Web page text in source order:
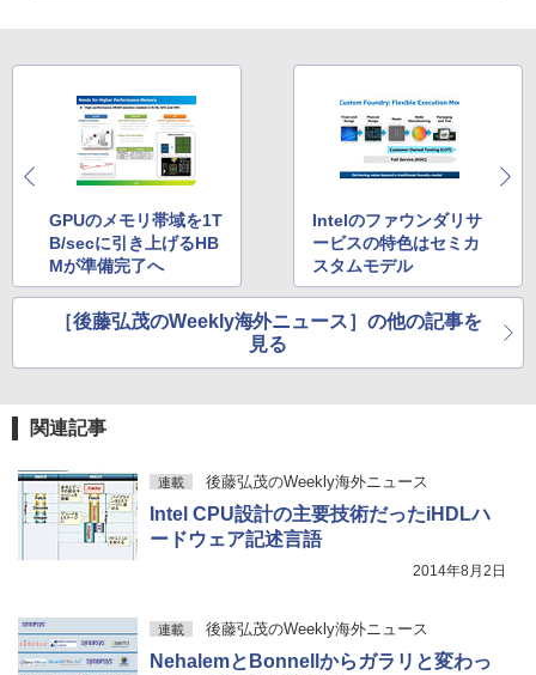
スーパーの裏でヤニ吸うふたり 9巻 (デジタル
版ビッグガンガンコミックス)
￥810
ONE PIECE モノクロ版 115 (ジャンプコミッ
クスDIGITAL)
￥594
GPUのメモリ帯域を1T
B/secに引き上げるHB
Mが準備完了へ
Intelのファウンダリサ
ービスの特色はセミカ
スタムモデル
［後藤弘茂のWeekly海外ニュース］の他の記事を
見る
関連記事
連載 後藤弘茂のWeekly海外ニュース
Intel CPU設計の主要技術だったiHDLハ
ードウェア記述言語
2014年8月2日
連載 後藤弘茂のWeekly海外ニュース
NehalemとBonnellからガラリと変わっ